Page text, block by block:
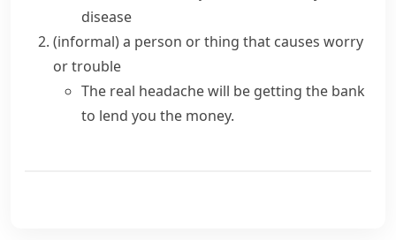
disease
(informal)a person or thing that causes worry
or trouble
The real headache will be getting the bank
to lend you the money.